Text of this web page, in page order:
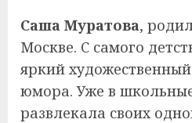
Саша Муратова,
Москве. С самого
яркий
юмора. Уже в
развлекала своих